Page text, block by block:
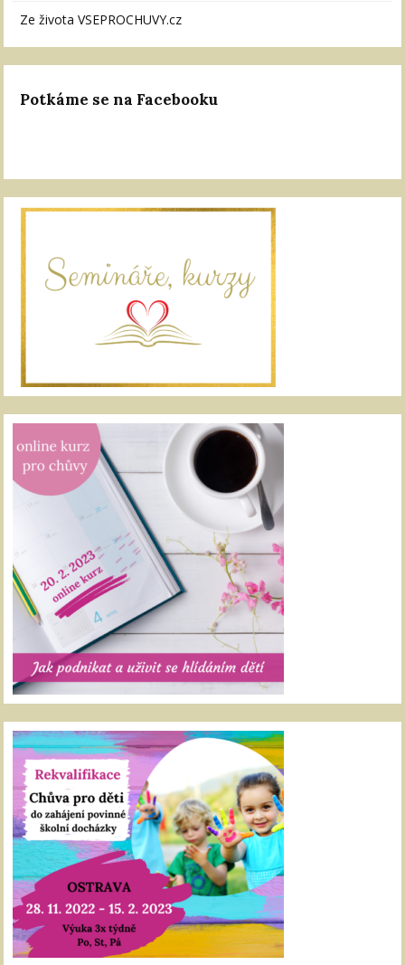
Ze života VSEPROCHUVY.cz
Potkáme se na Facebooku